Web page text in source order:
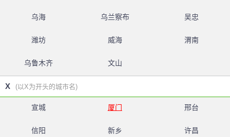
乌海 乌兰察布 吴忠
潍坊 威海 渭南
乌鲁木齐 文山
X (以X为开头的城市名)
宣城 厦门 邢台
信阳 新乡 许昌